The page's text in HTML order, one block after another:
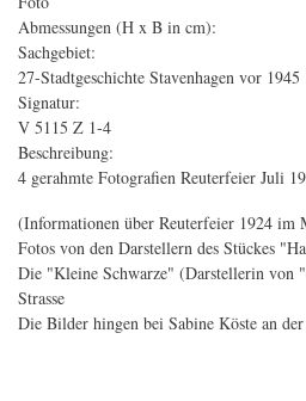
Abmessungen (H x B in cm):
Sachgebiet:
27-Stadtgeschichte Stavenhagen vor 1945
Signatur:
V 5115 Z 1-4
Beschreibung:
4 gerahmte Fotografien Reuterfeier Juli
(Informationen über Reuterfeier 1924 im
Fotos von den Darstellern des Stückes
Die "Kleine Schwarze" (Darstellerin von
Strasse
Die Bilder hingen bei Sabine Köste an der